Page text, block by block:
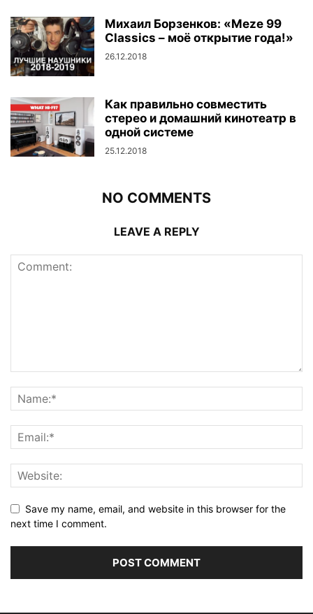
Михаил Борзенков: «Meze 99
Classics – моё открытие года!»
26.12.2018
Как правильно совместить
стерео и домашний кинотеатр в
одной системе
25.12.2018
NO COMMENTS
LEAVE A REPLY
Save my name, email, and website in this browser for the
next time I comment.